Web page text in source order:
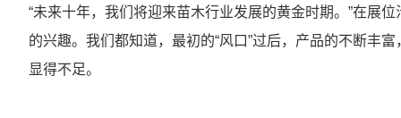
“未来十年，我们将迎来苗木行业发展的黄金时期。”在展
的兴趣。我们都知道，最初的“风口”过后，产品的不断丰
显得不足。